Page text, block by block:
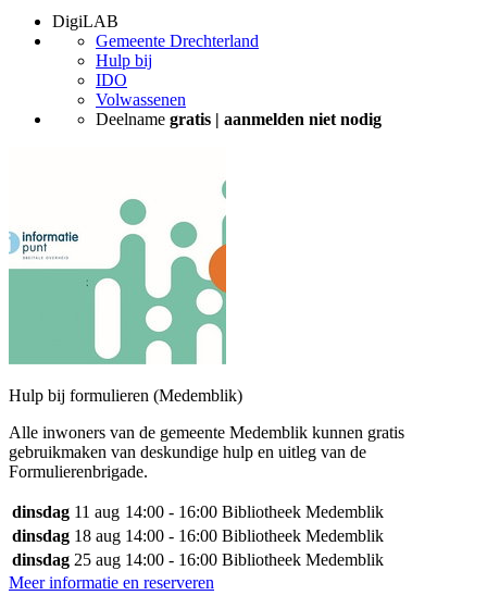
DigiLAB
Gemeente Drechterland
Hulp bij
IDO
Volwassenen
Deelname gratis | aanmelden niet nodig
Hulp bij formulieren (Medemblik)
Alle inwoners van de gemeente Medemblik kunnen gratis
gebruikmaken van deskundige hulp en uitleg van de
Formulierenbrigade.
dinsdag 11 aug 14:00 - 16:00 Bibliotheek Medemblik
dinsdag 18 aug 14:00 - 16:00 Bibliotheek Medemblik
dinsdag 25 aug 14:00 - 16:00 Bibliotheek Medemblik
Meer informatie en reserveren